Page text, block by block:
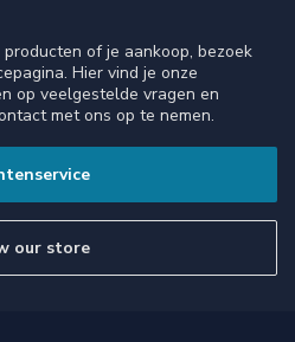
of je aankoop, bezoek
Hier vind je onze
op veelgestelde vragen en
met ons op te nemen.
our store